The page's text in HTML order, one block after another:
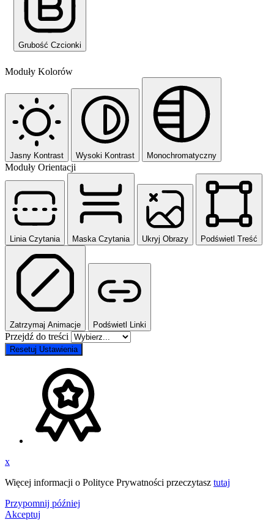
Grubość Czcionki
Moduły Kolorów
Jasny Kontrast Wysoki Kontrast Monochromatyczny
Moduły Orientacji
Linia Czytania Maska Czytania Ukryj Obrazy Podświetl Treść
Zatrzymaj Animacje Podświetl Linki
Przejdź do treści
Resetuj Ustawienia
x
Więcej informacji o Polityce Prywatności przeczytasz tutaj
Przypomnij później
Akceptuj